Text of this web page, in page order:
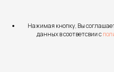
Нажимая кнопку, Вы
данных в соответсвии с